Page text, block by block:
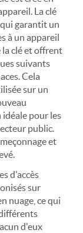
La clé
garantit un
à un appareil
clé et offrent
suivants
Cela
sur un
pour les
public.
et
d'accès
sur
nuage, ce qui
d'eux